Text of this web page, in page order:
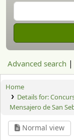
Advanced search
Home
Details for:
Mensajero de San
Normal view